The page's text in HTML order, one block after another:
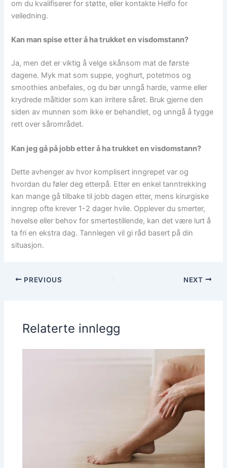
om du kvalifiserer for støtte, eller kontakte Helfo for
veiledning.
Kan man spise etter å ha trukket en visdomstann?
Ja, men det er viktig å velge skånsom mat de første
dagene. Myk mat som suppe, yoghurt, potetmos og
smoothies anbefales, og du bør unngå harde, varme eller
krydrede måltider som kan irritere såret. Bruk gjerne den
siden av munnen som ikke er behandlet, og unngå å tygge
rett over sårområdet.
Kan jeg gå på jobb etter å ha trukket en visdomstann?
Dette avhenger av hvor komplisert inngrepet var og
hvordan du føler deg etterpå. Etter en enkel tanntrekking
kan mange gå tilbake til jobb dagen etter, mens kirurgiske
inngrep ofte krever 1-2 dager hvile. Opplever du smerter,
hevelse eller behov for smertestillende, kan det være lurt å
ta fri en ekstra dag. Tannlegen vil gi råd basert på din
situasjon.
PREVIOUS NEXT
Relaterte innlegg